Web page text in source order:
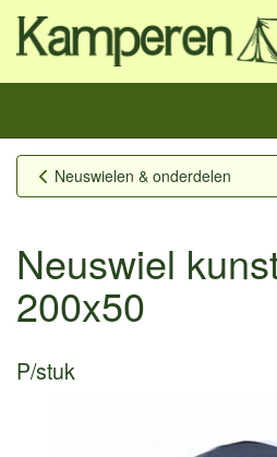
Neuswielen & onderdelen
Neuswiel
200x50
P/stuk